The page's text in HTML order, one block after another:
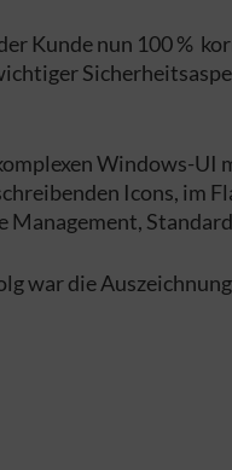
Kunde nun 100 %
Windows-
Icons, im
Management,
war die